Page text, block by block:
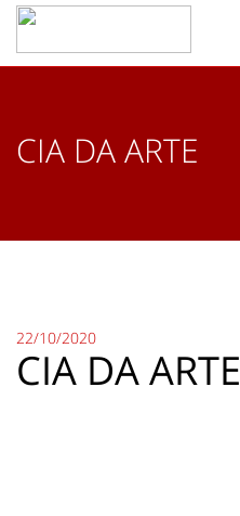
CIA DA ARTE
22/10/2020
CIA DA ARTE